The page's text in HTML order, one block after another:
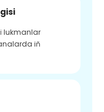
lukmanlar
iň